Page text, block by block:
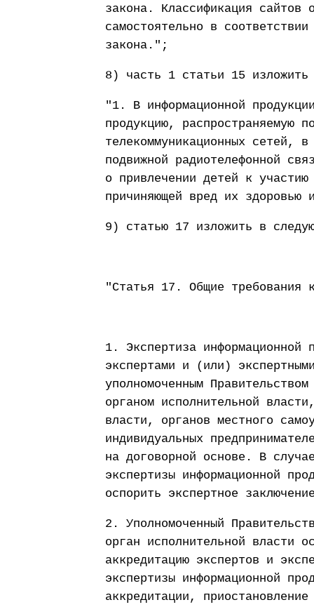
закона. Классификация сайтов
самостоятельно в
закона.";
8) часть 1 статьи 15 изложить
"1. В информационной
продукцию, распространяемую
телекоммуникационных сетей,
подвижной радиотелефонной
о привлечении детей к
причиняющей вред их
9) статью 17 изложить в
"Статья 17. Общие требования
1. Экспертиза информационной
экспертами и (или)
уполномоченным
органом исполнительной
власти, органов местного
индивидуальных
на договорной основе. В
экспертизы информационной
оспорить экспертное
2. Уполномоченный
орган исполнительной власти
аккредитацию экспертов и
экспертизы информационной
аккредитации,